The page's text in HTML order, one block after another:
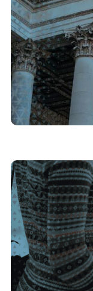
12/5/2025
Por que a
aos museus